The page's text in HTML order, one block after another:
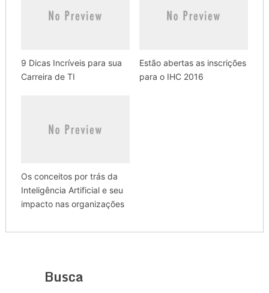
9 Dicas Incríveis para sua
Carreira de TI
Estão abertas as inscrições
para o IHC 2016
Os conceitos por trás da
Inteligência Artificial e seu
impacto nas organizações
Busca